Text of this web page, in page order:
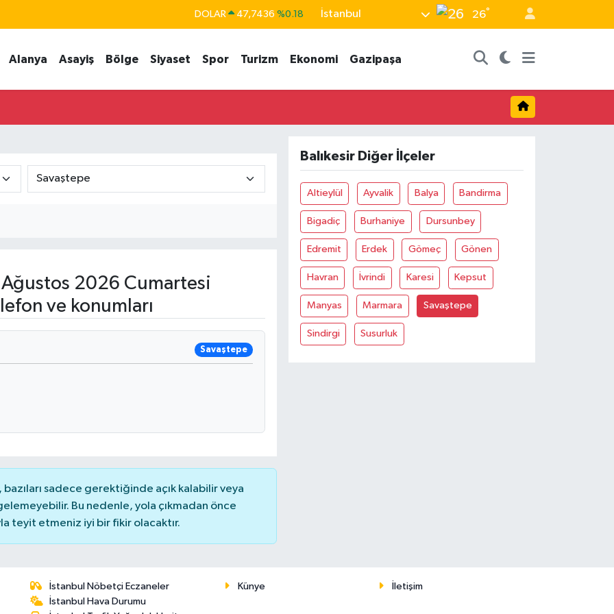
DOLAR 47,7436 %0.18
STERLİN 64,4811 %0.38
GRAM ALTIN 6660.55 %0.03
İstanbul 26°
Alanya Asayiş Bölge Siyaset Spor Turizm Ekonomi Gazipaşa
2026 Cumartesi
ve konumları
Savaştepe
sadece gerektiğinde açık kalabilir veya
Bu nedenle, yola çıkmadan önce
teyit etmeniz iyi bir fikir olacaktır.
Balıkesir Diğer İlçeler
Altieylül Ayvalik Balya Bandirma
Bigadiç Burhaniye Dursunbey
Edremit Erdek Gömeç Gönen
Havran İvrindi Karesi Kepsut
Manyas Marmara Savaştepe
Sindirgi Susurluk
İstanbul Nöbetçi Eczaneler
İstanbul Hava Durumu
Künye İletişim